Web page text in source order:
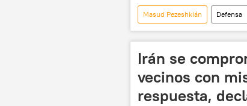
Masud Pezeshkián Defensa
política
Irán
Irán se
vecinos con
respuesta,